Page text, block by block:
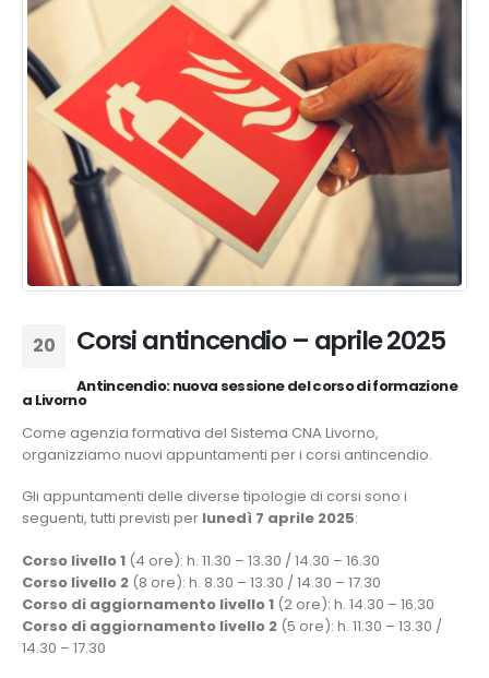
20 Corsi antincendio – aprile 2025
Antincendio: nuova sessione del corso di formazione
a Livorno
Come agenzia formativa del Sistema CNA Livorno,
organizziamo nuovi appuntamenti per i corsi antincendio.
Gli appuntamenti delle diverse tipologie di corsi sono i
seguenti, tutti previsti per lunedì 7 aprile 2025:
Corso livello 1 (4 ore): h. 11.30 – 13.30 / 14.30 – 16.30
Corso livello 2 (8 ore): h. 8.30 – 13.30 / 14.30 – 17.30
Corso di aggiornamento livello 1 (2 ore): h. 14.30 – 16.30
Corso di aggiornamento livello 2 (5 ore): h. 11.30 – 13.30 /
14.30 – 17.30